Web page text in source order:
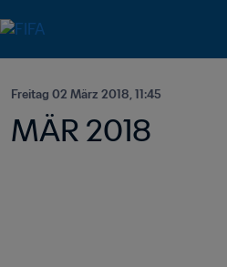
Freitag 02 März 2018, 11:45
MÄR 2018